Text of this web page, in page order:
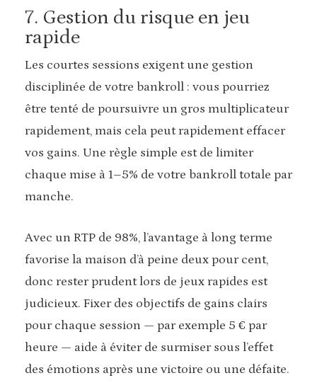
7. Gestion du risque en jeu
rapide
Les courtes sessions exigent une gestion
disciplinée de votre bankroll : vous pourriez
être tenté de poursuivre un gros multiplicateur
rapidement, mais cela peut rapidement effacer
vos gains. Une règle simple est de limiter
chaque mise à 1–5% de votre bankroll totale par
manche.
Avec un RTP de 98%, l’avantage à long terme
favorise la maison d’à peine deux pour cent,
donc rester prudent lors de jeux rapides est
judicieux. Fixer des objectifs de gains clairs
pour chaque session — par exemple 5 € par
heure — aide à éviter de surmiser sous l’effet
des émotions après une victoire ou une défaite.